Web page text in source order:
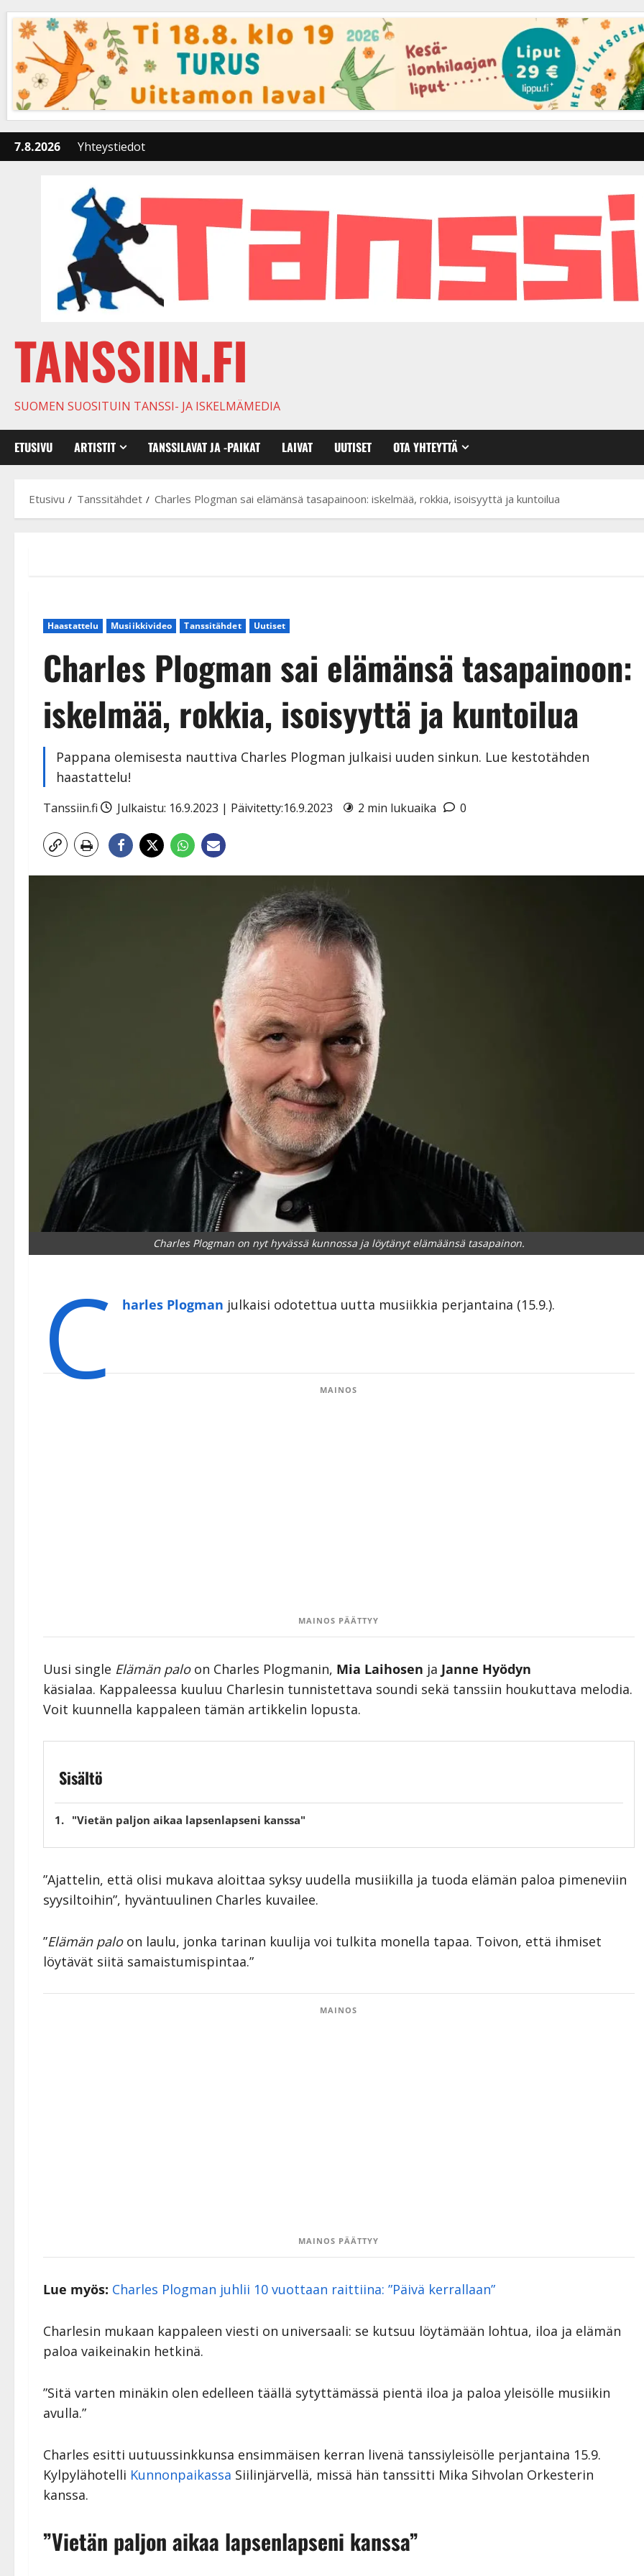
content
7.8.2026 Yhteystiedot
TANSSIIN.FI
SUOMEN SUOSITUIN TANSSI- JA ISKELMÄMEDIA
ETUSIVU ARTISTIT TANSSILAVAT JA -PAIKAT LAIVAT UUTISET OTA YHTEYTTÄ
Etusivu Tanssitähdet Charles Plogman sai elämänsä tasapainoon: iskelmää, rokkia, isoisyyttä ja kuntoilua
Haastattelu Musiikkivideo Tanssitähdet Uutiset
Charles Plogman sai elämänsä tasapainoon:
iskelmää, rokkia, isoisyyttä ja kuntoilua
Pappana olemisesta nauttiva Charles Plogman julkaisi uuden sinkun. Lue kestotähden
haastattelu!
Tanssiin.fi Julkaistu: 16.9.2023 | Päivitetty:16.9.2023 2 min lukuaika 0
Charles Plogman on nyt hyvässä kunnossa ja löytänyt elämäänsä tasapainon.
C harles Plogman julkaisi odotettua uutta musiikkia perjantaina (15.9.).
MAINOS
MAINOS PÄÄTTYY
Uusi single Elämän palo on Charles Plogmanin, Mia Laihosen ja Janne Hyödyn
käsialaa. Kappaleessa kuuluu Charlesin tunnistettava soundi sekä tanssiin houkuttava melodia.
Voit kuunnella kappaleen tämän artikkelin lopusta.
Sisältö
"Vietän paljon aikaa lapsenlapseni kanssa"
”Ajattelin, että olisi mukava aloittaa syksy uudella musiikilla ja tuoda elämän paloa pimeneviin
syysiltoihin”, hyväntuulinen Charles kuvailee.
”Elämän paloon laulu, jonka tarinan kuulija voi tulkita monella tapaa. Toivon, että ihmiset
löytävät siitä samaistumispintaa.”
MAINOS
MAINOS PÄÄTTYY
Lue myös: Charles Plogman juhlii 10 vuottaan raittiina: ”Päivä kerrallaan”
Charlesin mukaan kappaleen viesti on universaali: se kutsuu löytämään lohtua, iloa ja elämän
paloa vaikeinakin hetkinä.
”Sitä varten minäkin olen edelleen täällä sytyttämässä pientä iloa ja paloa yleisölle musiikin
avulla.”
Charles esitti uutuussinkkunsa ensimmäisen kerran livenä tanssiyleisölle perjantaina 15.9.
Kylpylähotelli Kunnonpaikassa Siilinjärvellä, missä hän tanssitti Mika Sihvolan Orkesterin
kanssa.
”Vietän paljon aikaa lapsenlapseni kanssa”